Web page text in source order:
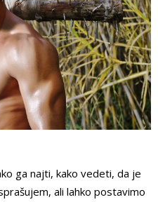
ga najti, kako vedeti, da je
ali lahko postavimo